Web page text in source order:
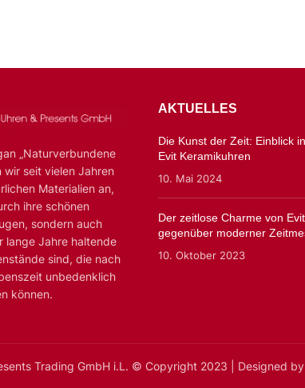
„Naturverbundene
wir seit vielen Jahren
Materialien an,
ihre schönen
sondern auch
lange Jahre haltende
sind, die nach
unbedenklich
können.
AKTUELLES
Die Kunst der Zeit: Einblick
Evit Keramikuhren
10. Mai 2024
Der zeitlose Charme von
gegenüber moderner
10. Oktober 2023
Trading GmbH i.L. © Copyright 2023 | Designed by